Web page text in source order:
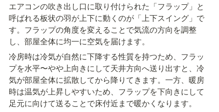
エアコンの吹き出し口に取り付けられた「フラップ」と
呼ばれる板状の羽が上下に動くのが「上下スイング」で
す。フラップの角度を変えることで気流の方向を調整
し、部屋全体に均一に空気を届けます。
冷房時は冷気が自然に下降する性質を持つため、フラッ
プを水平〜やや上向きにして天井方向へ送り出すと、冷
気が部屋全体に拡散してから降りてきます。一方、暖房
時は温気が上昇しやすいため、フラップを下向きにして
足元に向けて送ることで床付近まで暖かくなります。